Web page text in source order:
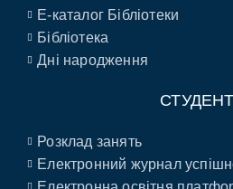
E-каталог Бібліотеки
Бібліотека
Дні народження
Розклад занять
Електронний журнал